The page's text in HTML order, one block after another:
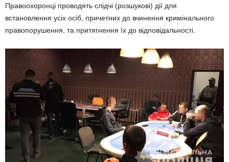
Правоохоронці проводять слідчі (розшукові) дії для
встановлення усіх осіб, причетних до вчинення кримінального
правопорушення, та притягнення їх до відповідальності.